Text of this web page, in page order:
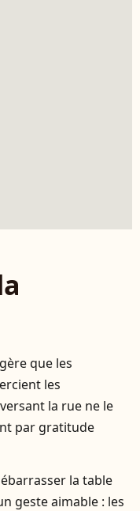
que les
les
la rue ne le
par gratitude
la table
geste aimable : les